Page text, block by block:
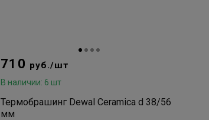
710 руб./шт
В наличии: 6 шт
Термобрашинг Dewal Ceramica d 38/56
мм